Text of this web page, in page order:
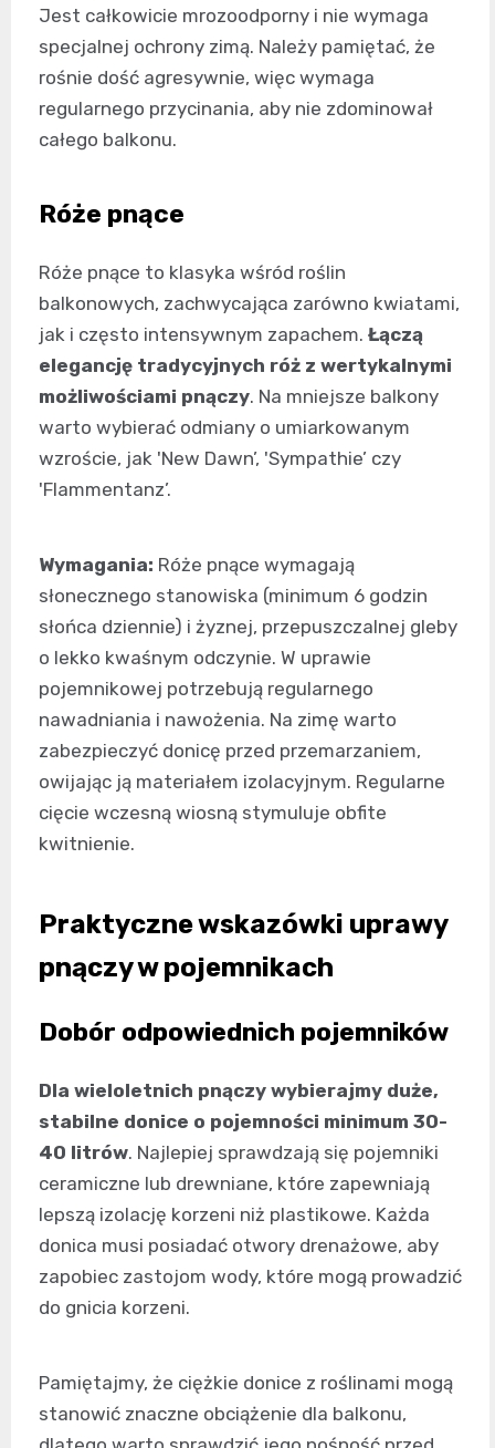
Jest całkowicie mrozoodporny i nie wymaga
specjalnej ochrony zimą. Należy pamiętać, że
rośnie dość agresywnie, więc wymaga
regularnego przycinania, aby nie zdominował
całego balkonu.
Róże pnące
Róże pnące to klasyka wśród roślin
balkonowych, zachwycająca zarówno kwiatami,
jak i często intensywnym zapachem. Łączą
elegancję tradycyjnych róż z wertykalnymi
możliwościami pnączy. Na mniejsze balkony
warto wybierać odmiany o umiarkowanym
wzroście, jak 'New Dawn’, 'Sympathie’ czy
'Flammentanz’.
Wymagania: Róże pnące wymagają
słonecznego stanowiska (minimum 6 godzin
słońca dziennie) i żyznej, przepuszczalnej gleby
o lekko kwaśnym odczynie. W uprawie
pojemnikowej potrzebują regularnego
nawadniania i nawożenia. Na zimę warto
zabezpieczyć donicę przed przemarzaniem,
owijając ją materiałem izolacyjnym. Regularne
cięcie wczesną wiosną stymuluje obfite
kwitnienie.
Praktyczne wskazówki uprawy
pnączy w pojemnikach
Dobór odpowiednich pojemników
Dla wieloletnich pnączy wybierajmy duże,
stabilne donice o pojemności minimum 30-
40 litrów. Najlepiej sprawdzają się pojemniki
ceramiczne lub drewniane, które zapewniają
lepszą izolację korzeni niż plastikowe. Każda
donica musi posiadać otwory drenażowe, aby
zapobiec zastojom wody, które mogą prowadzić
do gnicia korzeni.
Pamiętajmy, że ciężkie donice z roślinami mogą
stanowić znaczne obciążenie dla balkonu,